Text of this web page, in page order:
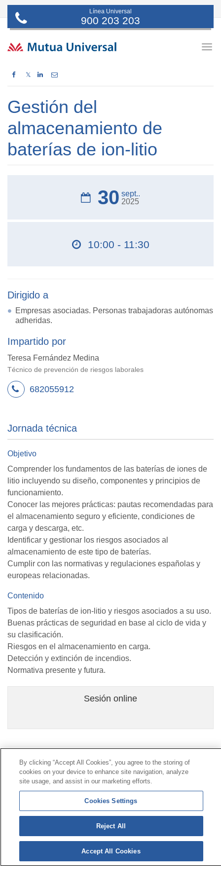
Línea Universal
900 203 203
𝕏
Gestión del
almacenamiento de
baterías de ion-litio
30 sept..
2025
10:00 - 11:30
Dirigido a
Empresas asociadas. Personas trabajadoras autónomas
adheridas.
Impartido por
Teresa Fernández Medina
Técnico de prevención de riesgos laborales
682055912
Jornada técnica
Objetivo
Comprender los fundamentos de las baterías de iones de
litio incluyendo su diseño, componentes y principios de
funcionamiento.
Conocer las mejores prácticas: pautas recomendadas para
el almacenamiento seguro y eficiente, condiciones de
carga y descarga, etc.
Identificar y gestionar los riesgos asociados al
almacenamiento de este tipo de baterías.
Cumplir con las normativas y regulaciones españolas y
europeas relacionadas.
Contenido
Tipos de baterías de ion-litio y riesgos asociados a su uso.
Buenas prácticas de seguridad en base al ciclo de vida y
su clasificación.
Riesgos en el almacenamiento en carga.
Detección y extinción de incendios.
Normativa presente y futura.
Sesión online
Línea Universal 900 203 203 |Zona Privada Comisión de
Prestaciones Especiales|Zona Privada Proveedor
© Mutua Universal 2026 | Mapa del sitio | Aviso legal
Política de Protección de Datos
cookies
Síguenos en:
By clicking “Accept All Cookies”, you agree to the storing of
cookies on your device to enhance site navigation, analyze
site usage, and assist in our marketing efforts.
Cookies Settings
Reject All
Accept All Cookies